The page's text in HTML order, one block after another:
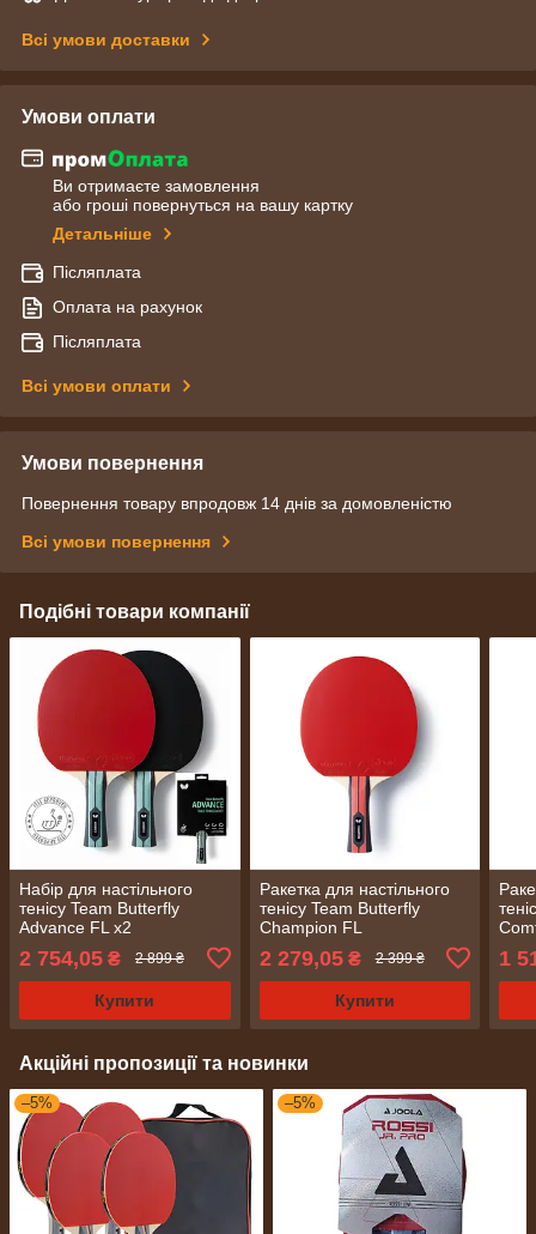
Всі умови доставки
Умови оплати
Ви отримаєте замовлення
або гроші повернуться на вашу картку
Детальніше
Післяплата
Оплата на рахунок
Післяплата
Всі умови оплати
Умови повернення
Повернення товару впродовж 14 днів за домовленістю
Всі умови повернення
Подібні товари компанії
Набір для настільного
тенісу Team Butterfly
Advance FL x2
2 754,05 ₴ 2 899 ₴
Купити
Ракетка для настільного
тенісу Team Butterfly
Champion FL
2 279,05₴ 2 399 ₴
Купити
1
Акційні пропозиції та новинки
–5% –5%